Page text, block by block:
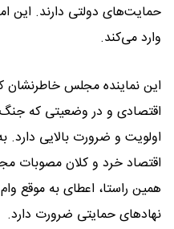
حمایت‌های دولتی دارند. این
وارد می‌کند.
این نماینده مجلس خاطرنشان
اقتصادی و در وضعیتی که
اولویت و ضرورت بالایی دارد.
اقتصاد خرد و کلان مصوبات
همین راستا، اعطای به موقع
نهادهای حمایتی ضرورت دارد.